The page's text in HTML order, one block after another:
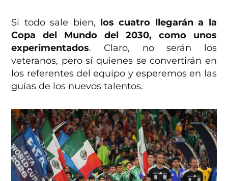
Si todo sale bien, los cuatro llegarán a la
Copa del Mundo del 2030, como unos
experimentados. Claro, no serán los
veteranos, pero sí quienes se convertirán en
los referentes del equipo y esperemos en las
guías de los nuevos talentos.